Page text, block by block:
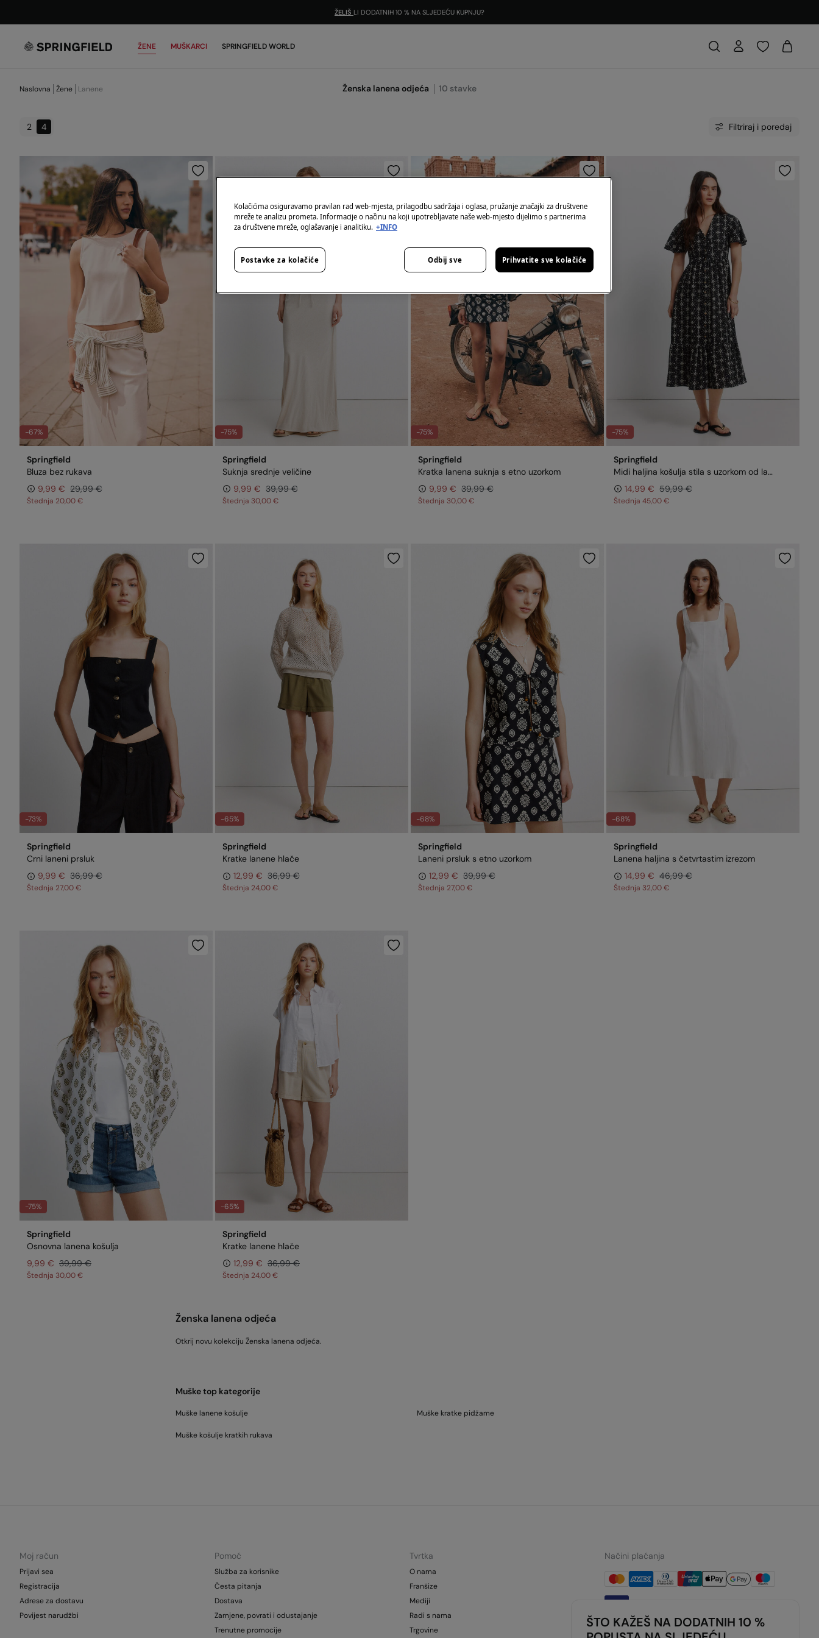
ŽELIŠ LI DODATNIH 10 % NA SLJEDEĆU KUPNJU?
ŽENE MUŠKARCI SPRINGFIELD WORLD
Naslovna Žene Lanene Ženska lanena odjeća 10 stavke
2 4 Filtriraj i poredaj
-67%
Springfield
Bluza bez rukava
9,99 € 29,99 €
Štednja 20,00 €
-75%
Springfield
Suknja srednje veličine
9,99 € 39,99 €
Štednja 30,00 €
-75%
Springfield
Kratka lanena suknja s etno uzorkom
9,99 € 39,99 €
Štednja 30,00 €
-75%
Springfield
Midi haljina košulja stila s uzorkom od lana
14,99 € 59,99 €
Štednja 45,00 €
-73%
Springfield
Crni laneni prsluk
9,99 € 36,99 €
Štednja 27,00 €
-65%
Springfield
Kratke lanene hlače
12,99 € 36,99 €
Štednja 24,00 €
-68%
Springfield
Laneni prsluk s etno uzorkom
12,99 € 39,99 €
Štednja 27,00 €
-68%
Springfield
Lanena haljina s četvrtastim izrezom
14,99 € 46,99 €
Štednja 32,00 €
-75%
Springfield
Osnovna lanena košulja
9,99 € 39,99 €
Štednja 30,00 €
-65%
Springfield
Kratke lanene hlače
12,99 € 36,99 €
Štednja 24,00 €
Ženska lanena odjeća
Otkrij novu kolekciju Ženska lanena odjeća.
Muške top kategorije
Muške lanene košulje
Muške košulje kratkih rukava
Muške kratke pidžame
Moj račun
Prijavi sea
Registracija
Adrese za dostavu
Povijest narudžbi
Pomoć
Služba za korisnike
Česta pitanja
Dostava
Zamjene, povrati i odustajanje
Trenutne promocije
Tvrtka
O nama
Franšize
Mediji
Radi s nama
Trgovine
Načini plaćanja
ŠTO KAŽEŠ NA DODATNIH 10 %
Kolačićima osiguravamo pravilan rad web-mjesta, prilagodbu sadržaja i oglasa, pružanje značajki za društvene
mreže te analizu prometa. Informacije o načinu na koji upotrebljavate naše web-mjesto dijelimo s partnerima
za društvene mreže, oglašavanje i analitiku. +INFO
Odbij sve Prihvatite sve kolačiće
Postavke za kolačiće